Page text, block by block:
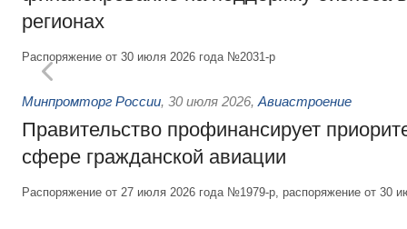
регионах
Распоряжение от 30 июля 2026 года №2031-р
Минпромторг России, 30 июля 2026, Авиастроение
Правительство профинансирует
сфере гражданской авиации
Распоряжение от 27 июля 2026 года №1979-р, распоряжение от 30